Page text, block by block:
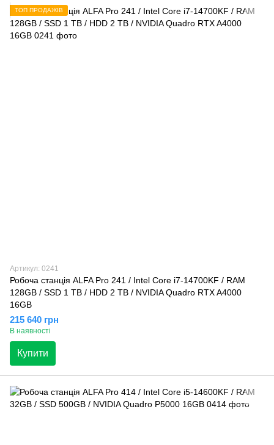
ТОП ПРОДАЖІВ
Артикул: 0241
Робоча станція ALFA Pro 241 / Intel Core i7-14700KF / RAM
128GB / SSD 1 TB / HDD 2 TB / NVIDIA Quadro RTX A4000
16GB
215 640 грн
В наявності
Купити